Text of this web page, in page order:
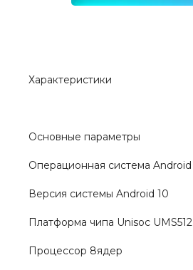
Характеристики
Основные параметры
Операционная система Android
Версия системы Android 10
Платформа чипа Unisoc UMS512
Процессор 8ядер